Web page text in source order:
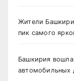
Жители
пик самого
Башкирия вошла
автомобильных